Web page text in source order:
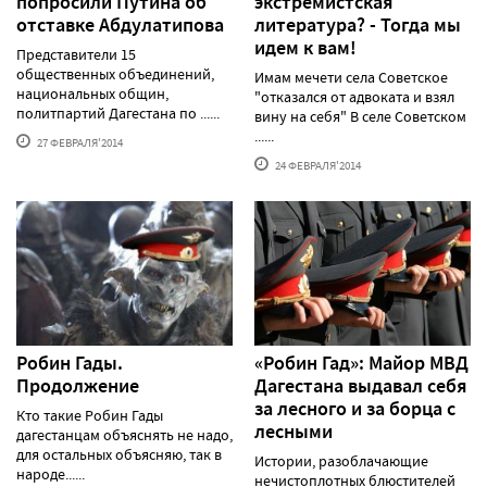
отставке Абдулатипова
Представители 15
общественных объединений,
национальных общин,
политпартий Дагестана по ......
27 ФЕВРАЛЯ'2014
литература? - Тогда мы
идем к вам!
Имам мечети села Советское
"отказался от адвоката и взял
вину на себя" В селе Советcком
......
24 ФЕВРАЛЯ'2014
Робин Гады.
Продолжение
Кто такие Робин Гады
дагестанцам объяснять не надо,
для остальных объясняю, так в
народе......
«Робин Гад»: Майор МВД
Дагестана выдавал себя
за лесного и за борца с
лесными
Истории, разоблачающие
нечистоплотных блюстителей